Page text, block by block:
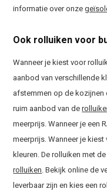
informatie over onze
Ook rolluiken voor
Wanneer je kiest voor
aanbod van verschillende
afstemmen op de kozijnen
ruim aanbod van de
meerprijs. Wanneer je een
meerprijs. Wanneer je
kleuren. De rolluiken met
rolluiken. Bekijk online de
leverbaar zijn en kies een